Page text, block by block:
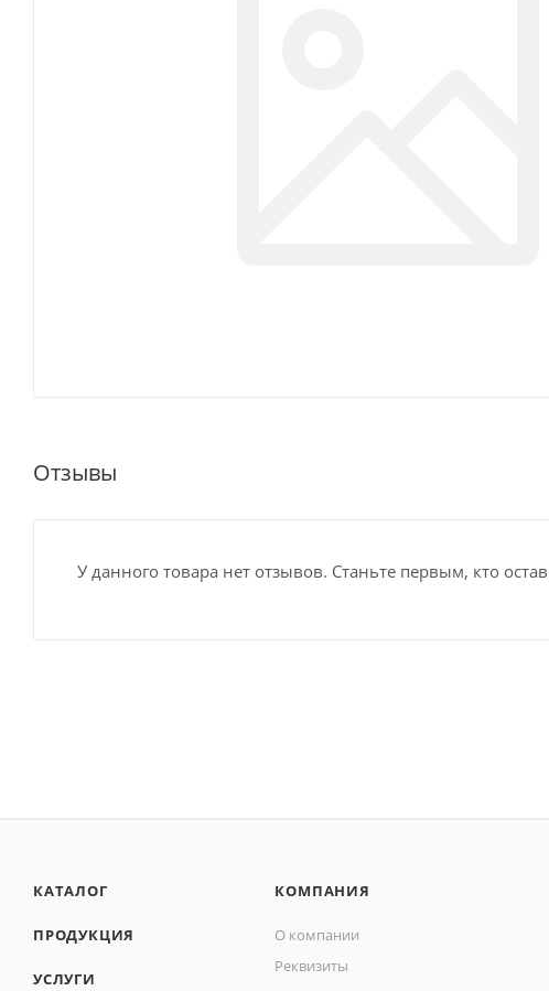
Отзывы
У данного товара нет отзывов. Станьте первым, кто
КАТАЛОГ
ПРОДУКЦИЯ
УСЛУГИ
КОМПАНИЯ
О компании
Реквизиты